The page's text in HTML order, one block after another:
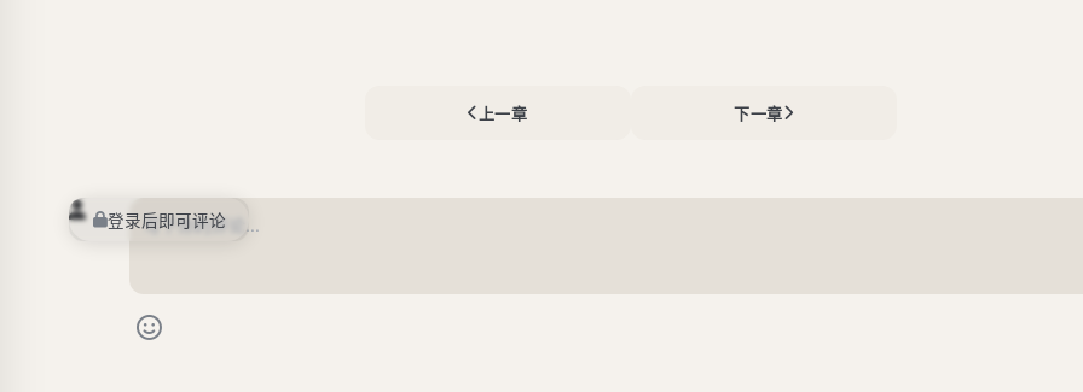
上一章 下一章
登录后即可评论